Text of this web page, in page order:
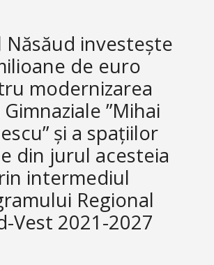
Năsăud investește
de euro
modernizarea
”Mihai
și a spațiilor
din jurul acesteia
intermediul
Regional
Vest 2021-2027